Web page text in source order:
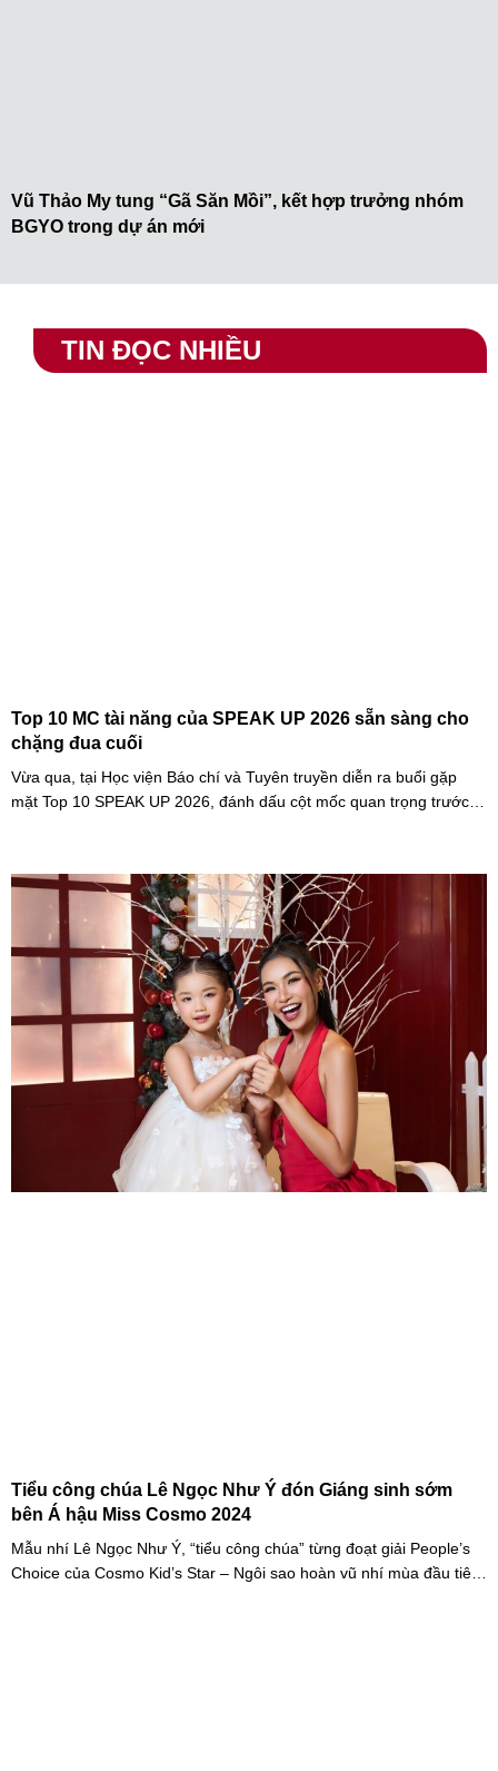
Vũ Thảo My tung “Gã Săn Mồi”, kết hợp trưởng nhóm
BGYO trong dự án mới
TIN ĐỌC NHIỀU
Top 10 MC tài năng của SPEAK UP 2026 sẵn sàng cho
chặng đua cuối
Vừa qua, tại Học viện Báo chí và Tuyên truyền diễn ra buổi gặp
mặt Top 10 SPEAK UP 2026, đánh dấu cột mốc quan trọng trước
Tiểu công chúa Lê Ngọc Như Ý đón Giáng sinh sớm
bên Á hậu Miss Cosmo 2024
Mẫu nhí Lê Ngọc Như Ý, “tiểu công chúa” từng đoạt giải People’s
Choice của Cosmo Kid’s Star – Ngôi sao hoàn vũ nhí mùa đầu tiên